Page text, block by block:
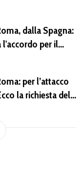
il
da imparare
dalla Spagna:
l'accordo per il
in Premier League
per l’attacco
la richiesta del